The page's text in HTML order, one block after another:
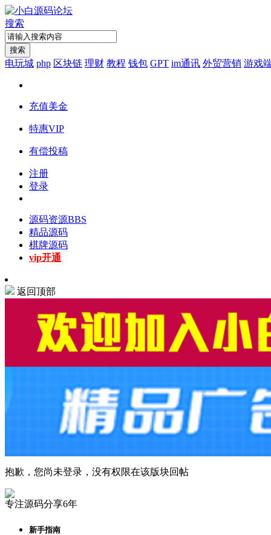
搜索
搜索
电玩城 php 区块链 理财 教程 钱包 GPT im通讯 外贸营销 游戏
充值美金
特惠VIP
有偿投稿
注册
登录
源码资源BBS
精品源码
棋牌源码
vip开通
返回顶部
抱歉，您尚未登录，没有权限在该版块回帖
专注源码分享6年
新手指南